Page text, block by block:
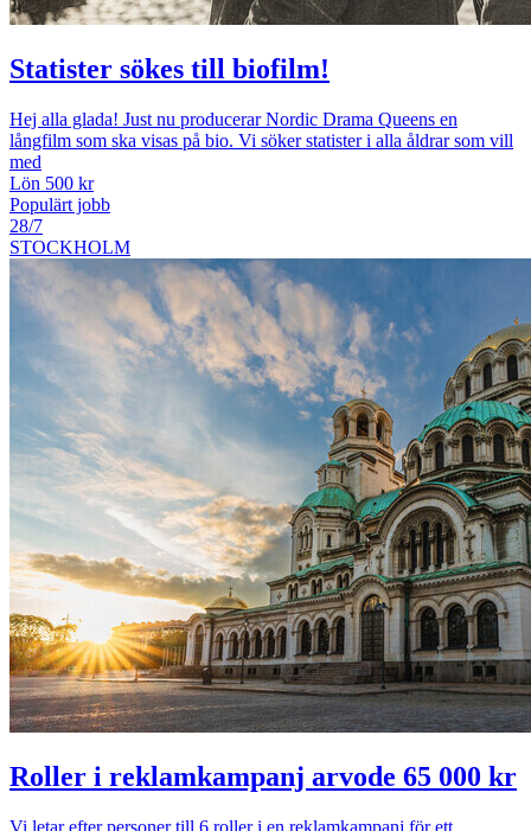
Statister sökes till biofilm!
Hej alla glada! Just nu producerar Nordic Drama Queens en
långfilm som ska visas på bio. Vi söker statister i alla åldrar som vill
med
Lön 500 kr
Populärt jobb
28/7
STOCKHOLM
Roller i reklamkampanj arvode 65 000 kr
Vi letar efter personer till 6 roller i en reklamkampanj för ett